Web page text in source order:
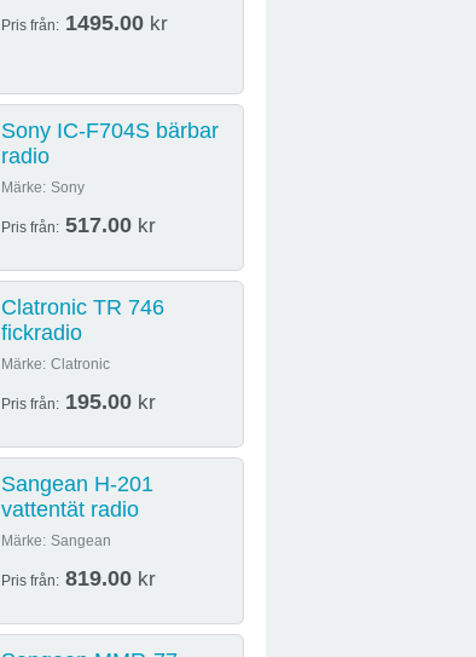
Pris från: 1495.00 kr
Sony IC-F704S bärbar
radio
Märke: Sony
Pris från: 517.00 kr
Clatronic TR 746
fickradio
Märke: Clatronic
Pris från: 195.00 kr
Sangean H-201
vattentät radio
Märke: Sangean
Pris från: 819.00 kr